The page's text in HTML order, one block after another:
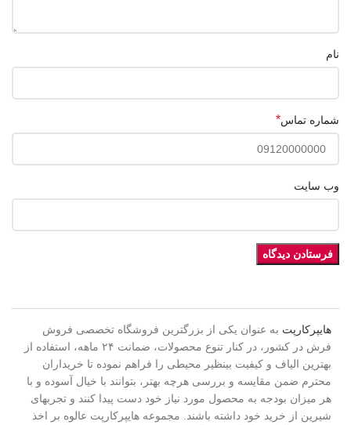
نام
شماره تماس*
وب‌ سایت
هایپرکارپت به عنوان یکی از بزرگترین فروشگاه تخصصی فروش
فرش در کشور، در کنار تنوع محصولات، ضمانت ۲۴ ماهه، استفاده از
بهترین الیاف و کیفیت بینظیر محیطی را فراهم نموده تا خریداران
محترم ضمن مقایسه و بررسی هرچه بهتر، بتوانند با خیال آسوده و با
هر میزان بودجه به محصول مورد نیاز خود دست پیدا کنند و تجربهای
شیرین از خرید خود داشته باشند. مجموعه هایپرکارپت عالوه بر اخذ